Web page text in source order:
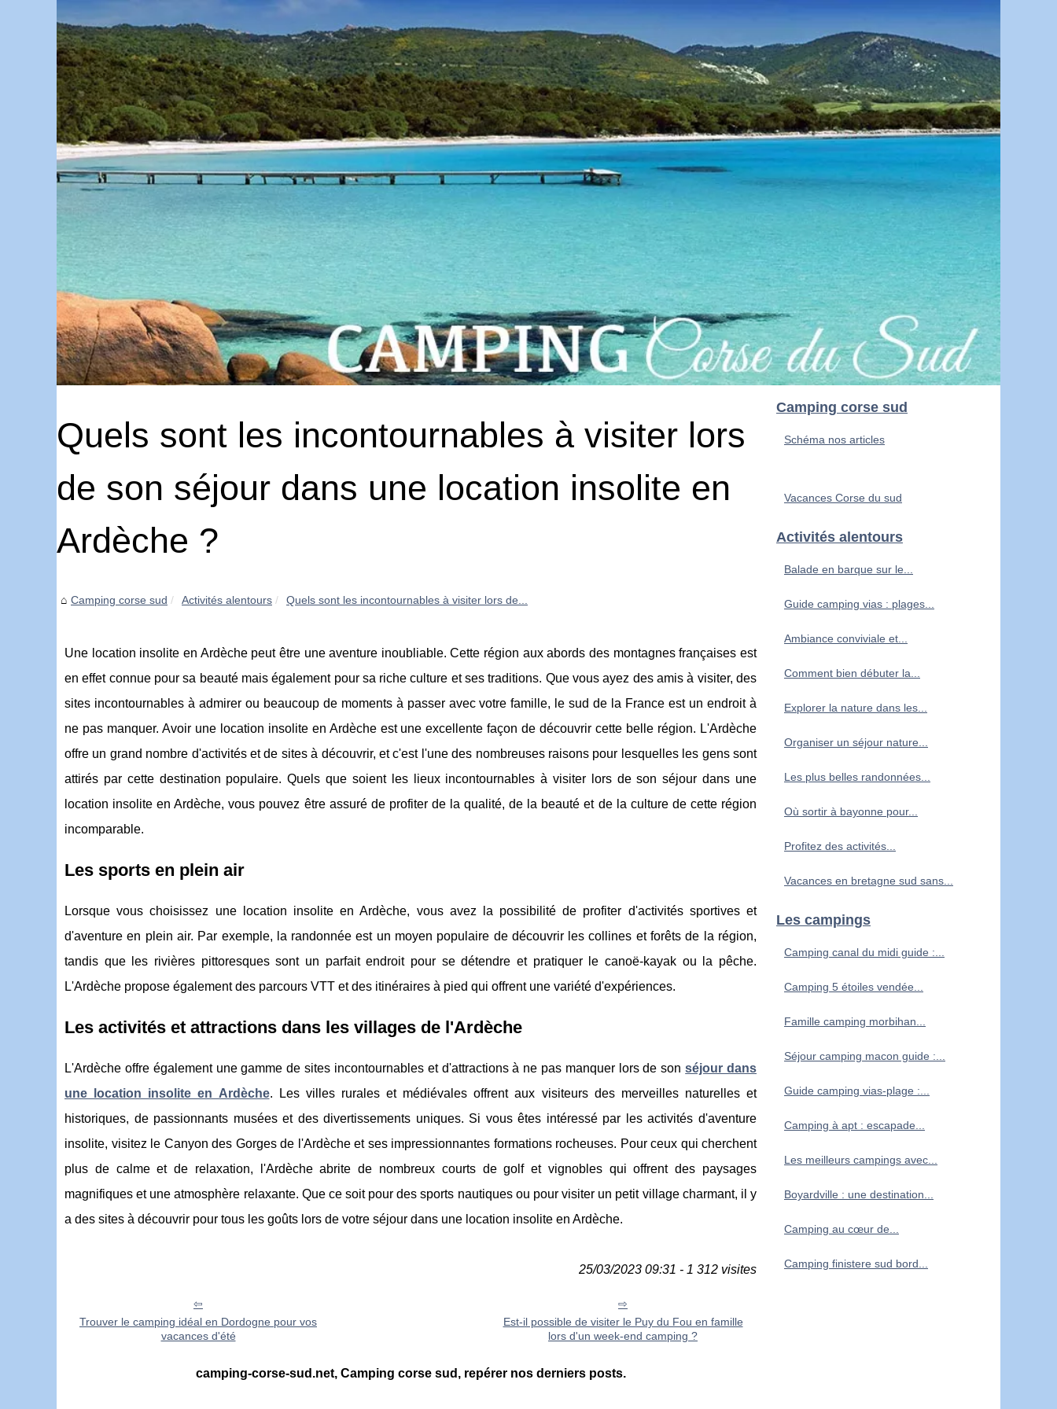
Quels sont les incontournables à visiter lors
de son séjour dans une location insolite en
Ardèche ?
Camping corse sud Activités alentours Quels sont les incontournables à visiter lors de...
Une location insolite en Ardèche peut être une aventure inoubliable. Cette région aux abords des montagnes françaises est
en effet connue pour sa beauté mais également pour sa riche culture et ses traditions. Que vous ayez des amis à visiter, des
sites incontournables à admirer ou beaucoup de moments à passer avec votre famille, le sud de la France est un endroit à
ne pas manquer. Avoir une location insolite en Ardèche est une excellente façon de découvrir cette belle région. L'Ardèche
offre un grand nombre d'activités et de sites à découvrir, et c'est l'une des nombreuses raisons pour lesquelles les gens sont
attirés par cette destination populaire. Quels que soient les lieux incontournables à visiter lors de son séjour dans une
location insolite en Ardèche, vous pouvez être assuré de profiter de la qualité, de la beauté et de la culture de cette région
incomparable.
Les sports en plein air
Lorsque vous choisissez une location insolite en Ardèche, vous avez la possibilité de profiter d'activités sportives et
d'aventure en plein air. Par exemple, la randonnée est un moyen populaire de découvrir les collines et forêts de la région,
tandis que les rivières pittoresques sont un parfait endroit pour se détendre et pratiquer le canoë-kayak ou la pêche.
L'Ardèche propose également des parcours VTT et des itinéraires à pied qui offrent une variété d'expériences.
Les activités et attractions dans les villages de l'Ardèche
L'Ardèche offre également une gamme de sites incontournables et d'attractions à ne pas manquer lors de sonséjour dans
une location insolite en Ardèche. Les villes rurales et médiévales offrent aux visiteurs des merveilles naturelles et
historiques, de passionnants musées et des divertissements uniques. Si vous êtes intéressé par les activités d'aventure
insolite, visitez le Canyon des Gorges de l'Ardèche et ses impressionnantes formations rocheuses. Pour ceux qui cherchent
plus de calme et de relaxation, l'Ardèche abrite de nombreux courts de golf et vignobles qui offrent des paysages
magnifiques et une atmosphère relaxante. Que ce soit pour des sports nautiques ou pour visiter un petit village charmant, il y
a des sites à découvrir pour tous les goûts lors de votre séjour dans une location insolite en Ardèche.
25/03/2023 09:31 - 1 312 visites
Trouver le camping idéal en Dordogne pour vos
vacances d'été
Est-il possible de visiter le Puy du Fou en famille
lors d'un week-end camping ?
camping-corse-sud.net, Camping corse sud, repérer nos derniers posts.
Camping corse sud
Schéma nos articles
Vacances Corse du sud
Activités alentours
Balade en barque sur le...
Guide camping vias : plages...
Ambiance conviviale et...
Comment bien débuter la...
Explorer la nature dans les...
Organiser un séjour nature...
Les plus belles randonnées...
Où sortir à bayonne pour...
Profitez des activités...
Vacances en bretagne sud sans...
Les campings
Camping canal du midi guide :...
Camping 5 étoiles vendée...
Famille camping morbihan...
Séjour camping macon guide :...
Guide camping vias-plage :...
Camping à apt : escapade...
Les meilleurs campings avec...
Boyardville : une destination...
Camping au cœur de...
Camping finistere sud bord...